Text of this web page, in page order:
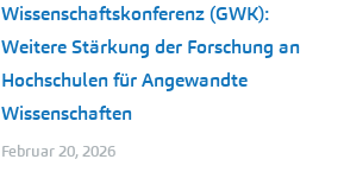
Wissenschaftskonferenz (GWK):
Weitere Stärkung der Forschung an
Hochschulen für Angewandte
Wissenschaften
Februar 20, 2026